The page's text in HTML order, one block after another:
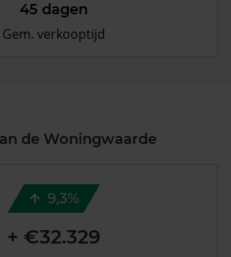
45 dagen
Gem. verkooptijd
de Woningwaarde
9,3%
+ €32.329